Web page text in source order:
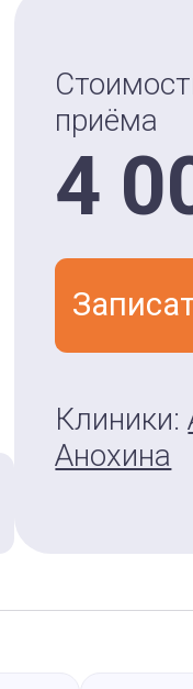
приёма
4
Клиники:
Анохина